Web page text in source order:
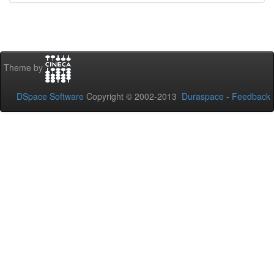
Theme by
DSpace Software Copyright © 2002-2013 Duraspace - Feedback